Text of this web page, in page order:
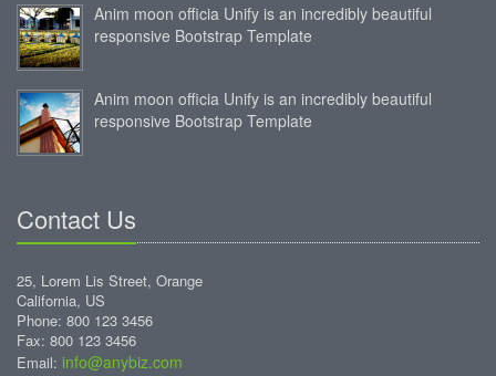
Anim moon officia Unify is an incredibly beautiful
responsive Bootstrap Template
Anim moon officia Unify is an incredibly beautiful
responsive Bootstrap Template
Contact Us
25, Lorem Lis Street, Orange
California, US
Phone: 800 123 3456
Fax: 800 123 3456
Email: info@anybiz.com